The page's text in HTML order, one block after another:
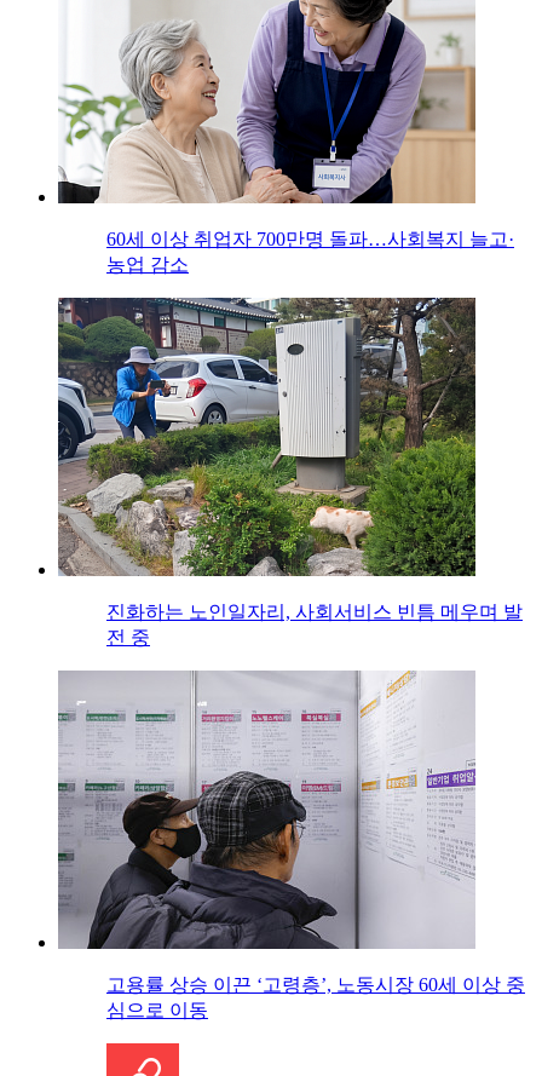
60세 이상 취업자 700만명 돌파…사회복지 늘고·
농업 감소
진화하는 노인일자리, 사회서비스 빈틈 메우며 발
전 중
고용률 상승 이끈 ‘고령층’, 노동시장 60세 이상 중
심으로 이동